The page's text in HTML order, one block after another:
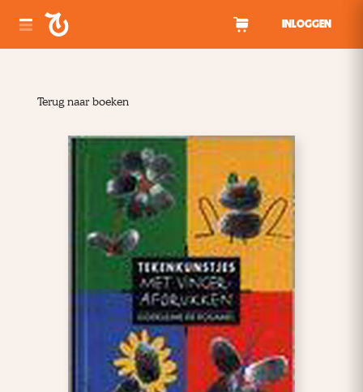
INLOGGEN
Terug naar boeken